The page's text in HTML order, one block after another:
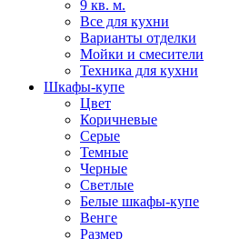
9 кв. м.
Все для кухни
Варианты отделки
Мойки и смесители
Техника для кухни
Шкафы-купе
Цвет
Коричневые
Серые
Темные
Черные
Светлые
Белые шкафы-купе
Венге
Размер